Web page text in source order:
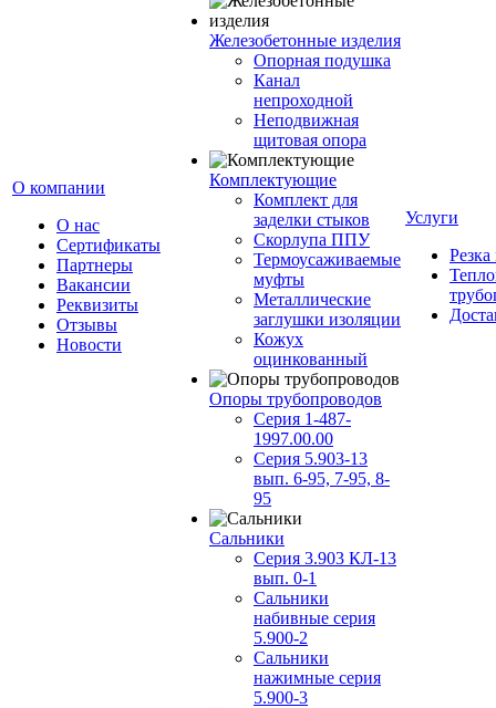
О компании
О нас
Сертификаты
Партнеры
Вакансии
Реквизиты
Отзывы
Новости
Железобетонные изделия
Опорная подушка
Канал
непроходной
Неподвижная
щитовая опора
Комплектующие
Комплект для
заделки стыков
Скорлупа ППУ
Термоусаживаемые
муфты
Металлические
заглушки изоляции
Кожух
оцинкованный
Опоры трубопроводов
Серия 1-487-
1997.00.00
Серия 5.903-13
вып. 6-95, 7-95, 8-
95
Сальники
Серия 3.903 КЛ-13
вып. 0-1
Сальники
набивные серия
5.900-2
Сальники
нажимные серия
5.900-3
Услуги
Резка